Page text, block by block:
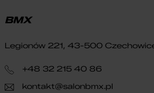
BMX
Legionów 221, 43-500
+48 32 215 40 86
kontakt@salonbmx.pl